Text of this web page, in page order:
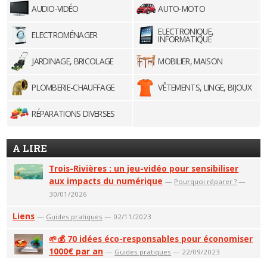
AUDIO-VIDÉO AUTO-MOTO
ELECTROMÉNAGER ELECTRONIQUE,
INFORMATIQUE
JARDINAGE, BRICOLAGE
MOBILIER, MAISON
PLOMBERIE-CHAUFFAGE VÊTEMENTS, LINGE, BIJOUX
RÉPARATIONS DIVERSES
A LIRE
Trois-Rivières : un jeu-vidéo pour sensibiliser
aux impacts du numérique — Pourquoi réparer ? —
30/01/2026
Liens — Guides pratiques — 02/11/2023
🌱💰 70 idées éco-responsables pour économiser
1000€ par an — Guides pratiques — 22/09/2023